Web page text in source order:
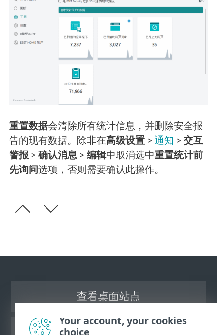
重置数据会清除所有统计信息，并删除安全报
告的现有数据。除非在高级设置 >通知 >交互
警报>确认消息>编辑中取消选中重置统计前
先询问选项，否则需要确认此操作。
查看桌面站点
ESET 知识库
Your account, your cookies
choice